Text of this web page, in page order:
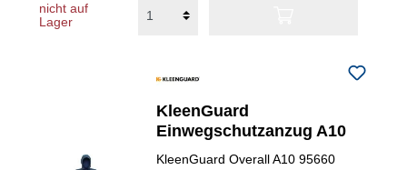
nicht auf
Lager
KleenGuard
Einwegschutzanzug A10
KleenGuard Overall A10 95660